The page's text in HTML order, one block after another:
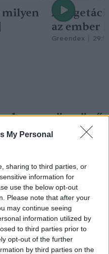
My Personal
sharing to third parties, or
information for
use the below opt-out
Please note that after your
may continue seeing
information utilized by
to third parties prior to
opt-out of the further
by third parties on the
milyen
A
az ember
Greendex
lesz gyönyörű